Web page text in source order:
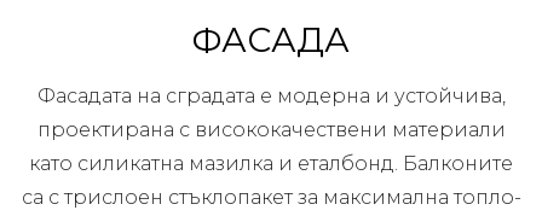
ФАСАДА
Фасадата на сградата е модерна и устойчива,
проектирана с висококачествени материали
като силикатна мазилка и еталбонд. Балконите
са с трислоен стъклопакет за максимална топло-